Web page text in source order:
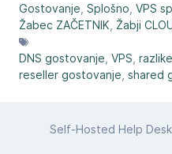
Gostovanje Splošno VPS
Žabec ZAČETNIK Žabji
DNS gostovanje VPS
reseller gostovanje shared
Self-Hosted Help